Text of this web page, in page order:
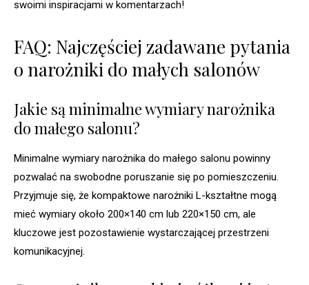
swoimi inspiracjami w komentarzach!
FAQ: Najczęściej zadawane pytania
o narożniki do małych salonów
Jakie są minimalne wymiary narożnika
do małego salonu?
Minimalne wymiary narożnika do małego salonu powinny
pozwalać na swobodne poruszanie się po pomieszczeniu.
Przyjmuje się, że kompaktowe narożniki L-kształtne mogą
mieć wymiary około 200×140 cm lub 220×150 cm, ale
kluczowe jest pozostawienie wystarczającej przestrzeni
komunikacyjnej.